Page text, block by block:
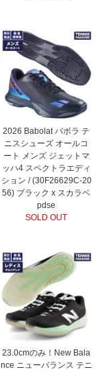
2026 Babolat バボラ テ
ニスシューズ オールコ
ート メンズ ジェットマ
ッハ4 スペクトラエディ
ション / (30F26629C-20
56) ブラック x スカラベ
pdse
SOLD OUT
23.0cmのみ！New Bala
nce ニューバランス テニ